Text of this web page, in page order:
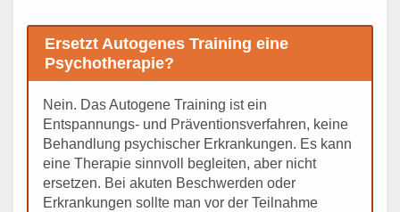
Ersetzt Autogenes Training eine
Psychotherapie?
Nein. Das Autogene Training ist ein
Entspannungs- und Präventionsverfahren, keine
Behandlung psychischer Erkrankungen. Es kann
eine Therapie sinnvoll begleiten, aber nicht
ersetzen. Bei akuten Beschwerden oder
Erkrankungen sollte man vor der Teilnahme